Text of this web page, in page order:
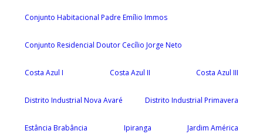
Conjunto Habitacional Padre Emílio Immos
Conjunto Residencial Doutor Cecílio Jorge Neto
Costa Azul I Costa Azul II Costa Azul III
Distrito Industrial Nova Avaré Distrito Industrial Primavera
Estância Brabância Ipiranga Jardim América